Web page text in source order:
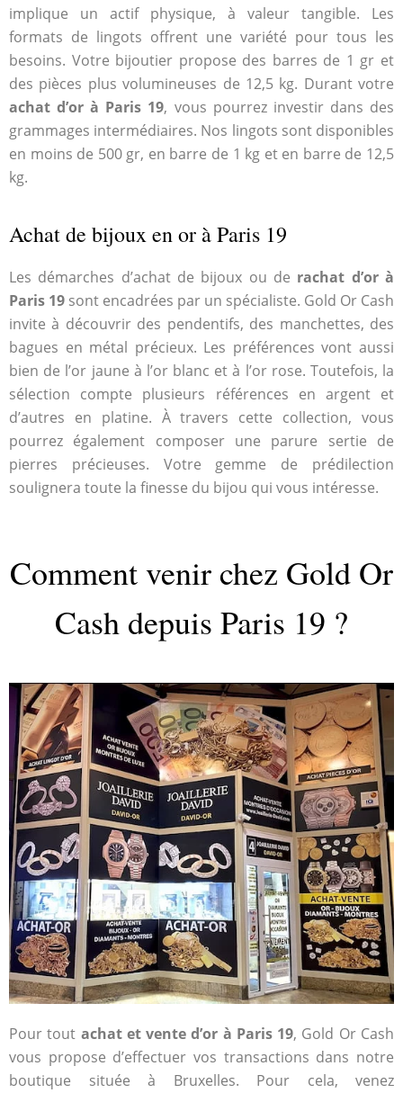
implique un actif physique, à valeur tangible. Les
formats de lingots offrent une variété pour tous les
besoins. Votre bijoutier propose des barres de 1 gr et
des pièces plus volumineuses de 12,5 kg. Durant votre
achat d’or à Paris 19, vous pourrez investir dans des
grammages intermédiaires. Nos lingots sont disponibles
en moins de 500 gr, en barre de 1 kg et en barre de 12,5
kg.
Achat de bijoux en or à Paris 19
Les démarches d’achat de bijoux ou de rachat d’or à
Paris 19 sont encadrées par un spécialiste. Gold Or Cash
invite à découvrir des pendentifs, des manchettes, des
bagues en métal précieux. Les préférences vont aussi
bien de l’or jaune à l’or blanc et à l’or rose. Toutefois, la
sélection compte plusieurs références en argent et
d’autres en platine. À travers cette collection, vous
pourrez également composer une parure sertie de
pierres précieuses. Votre gemme de prédilection
soulignera toute la finesse du bijou qui vous intéresse.
Comment venir chez Gold Or
Cash depuis Paris 19 ?
Pour tout achat et vente d’or à Paris 19, Gold Or Cash
vous propose d’effectuer vos transactions dans notre
boutique située à Bruxelles. Pour cela, venez